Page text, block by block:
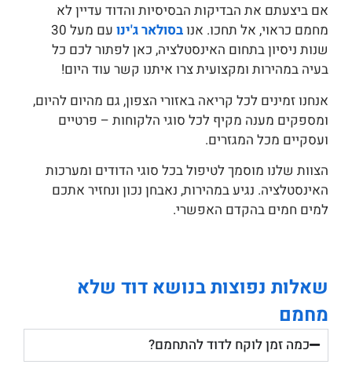
אם ביצעתם את הבדיקות הבסיסיות והדוד עדיין לא
מחמם כראוי, אל תחכו. אנובסולאר ג'ינו
עם מעל 30
שנות ניסיון בתחום האינסטלציה, כאן לפתור לכם כל
בעיה במהירות ומקצועית צרו איתנו קשר עוד היום!
אנחנו זמינים לכל קריאה באזורי הצפון, גם מהיום להיום,
ומספקים מענה מקיף לכל סוגי הלקוחות – פרטיים
ועסקיים מכל המגזרים.
הצוות שלנו מוסמך לטיפול בכל סוגי הדודים ומערכות
האינסטלציה. נגיע במהירות, נאבחן נכון ונחזיר אתכם
למים חמים בהקדם האפשרי.
שאלות נפוצות בנושא דוד שלא
מחמם
כמה זמן לוקח לדוד להתחמם?